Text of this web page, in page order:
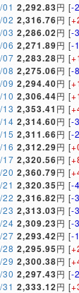
2,292.83円 [-
02 2,316.76円 [
03 2,286.02円 [-
06 2,271.89円 [-
07 2,283.28円 [
08 2,275.06円 [-
09 2,294.40円 [
10 2,306.44円 [
13 2,353.41 円 [
14 2,314.60円 [-
15 2,311.66円 [-
16 2,312.29円 [
17 2,320.56円 [
20 2,360.79円 [
2,320.35円 [-
22 2,316.82円 [-
23 2,313.03円 [-
24 2,309.23円 [-
27 2,293.42円 [-
28 2,295.95円 [
29 2,300.38円 [
30 2,297.43円 [-
2,333.12円 [